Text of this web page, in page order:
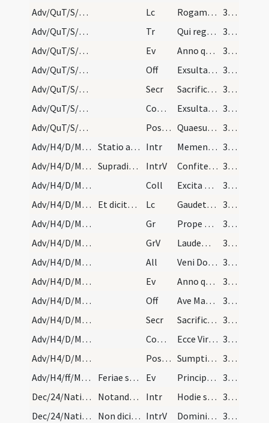
Adv/QuT/S/M2/Mass Propers
Lc Rogamus vos per adventum Domini nostri
36 (6v)
Adv/QuT/S/M2/Mass Propers
Tr Qui regis Israel intende
36 (6v)
Adv/QuT/S/M2/Mass Propers
Ev Anno quintodecimo imperii Tiberii Caesaris
36 (6v)
Adv/QuT/S/M2/Mass Propers
Off Exsulta satis filia Sion
37 (7r)
Adv/QuT/S/M2/Mass Propers
Secr Sacrificiis praesentibus Domine quaesumus placatus intende ut et devotioni
37 (7r)
Adv/QuT/S/M2/Mass Propers
Comm Exsultavit ut gigas ad currendam viam
37 (7r)
Adv/QuT/S/M2/Mass Propers
Postcomm Quaesumus Domine Deus noster ut sacrosancta mysteria
37 (7r)
Adv/H4/D/M2/Mass Propers
Statio ad sanctos duodecim apostolos Intr Memento nostri Domine
37 (7r)
Adv/H4/D/M2/Mass Propers
Supradictus introitus dicitur in missa populi et… IntrV Confitemini Domino quoniam bonus
37 (7r)
Adv/H4/D/M2/Mass Propers
Coll Excita Domine potentiam tuam et veni et magna nobis virtute succurre
37 (7r)
Adv/H4/D/M2/Mass Propers
Et dicitur per totam hebdomadam. Lc Gaudete in Domino semper
37 (7r)
Adv/H4/D/M2/Mass Propers
Gr Prope est Dominus omnibus invocantibus eum
37 (7r)
Adv/H4/D/M2/Mass Propers
GrV Laudem Domini loquetur os meum
37 (7r)
Adv/H4/D/M2/Mass Propers
All Veni Domine et noli tardare
37 (7r)
Adv/H4/D/M2/Mass Propers
Ev Anno quintodecimo imperii Tiberii Caesaris
37 (7r)
Adv/H4/D/M2/Mass Propers
Off Ave Maria gratia plena
38 (7v)
Adv/H4/D/M2/Mass Propers
Secr Sacrificiis praesentibus Domine placatus intende
38 (7v)
Adv/H4/D/M2/Mass Propers
Comm Ecce Virgo concipiet
38 (7v)
Adv/H4/D/M2/Mass Propers
Postcomm Sumptis muneribus quaesumus Domine ut cum frequentatione
38 (7v)
Adv/H4/ff/M2/Mass Propers
Feriae secunda, tertia, quarta et sexta Ev Principium Evangelii ... Ecce mitto angelum meum ante faciem tuam
38 (7v)
Dec/24/Nativitas (Vigilia)/M2/Mass Propers
Notandum est quod si vigilia Nativitatis Domini v… Intr Hodie scietis quia veniet Dominus
38 (7v)
Dec/24/Nativitas (Vigilia)/M2/Mass Propers
Non dicitur Gloria in excelsis etiam si fit domin… IntrV Domini est terra et plenitudo eius
38 (7v)